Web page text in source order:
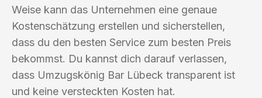
Weise kann das Unternehmen eine genaue
Kostenschätzung erstellen und sicherstellen,
dass du den besten Service zum besten Preis
bekommst. Du kannst dich darauf verlassen,
dass Umzugskönig Bar Lübeck transparent ist
und keine versteckten Kosten hat.